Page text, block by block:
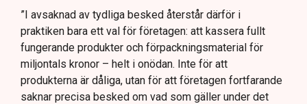
”I avsaknad av tydliga besked återstår därför i
praktiken bara ett val för företagen: att kassera fullt
fungerande produkter och förpackningsmaterial för
miljontals kronor – helt i onödan. Inte för att
produkterna är dåliga, utan för att företagen fortfarande
saknar precisa besked om vad som gäller under det